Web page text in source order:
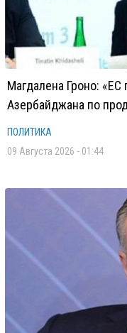
Магдалена Гроно:
Азербайджана по
ПОЛИТИКА
09 Августа 2026 - 01:44